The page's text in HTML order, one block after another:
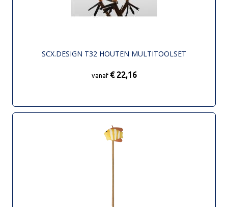
SCX.DESIGN T32 HOUTEN MULTITOOLSET
vanaf € 22,16